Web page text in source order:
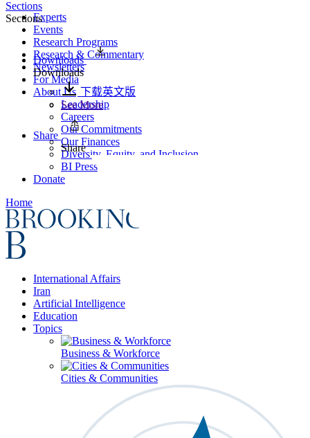
Experts
Events
Research Programs
Research & Commentary
Newsletters
For Media
About Us
Leadership
Careers
Our Commitments
Our Finances
Diversity, Equity, and Inclusion
BI Press
Donate
Home
International Affairs
Iran
Artificial Intelligence
Education
Topics
Business & Workforce
Cities & Communities
Sections
Sections
Downloads
Downloads
下载英文版
See More
Share
Share